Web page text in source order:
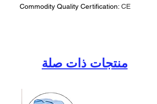
Commodity Quality Certification: CE
منتجات ذات صلة